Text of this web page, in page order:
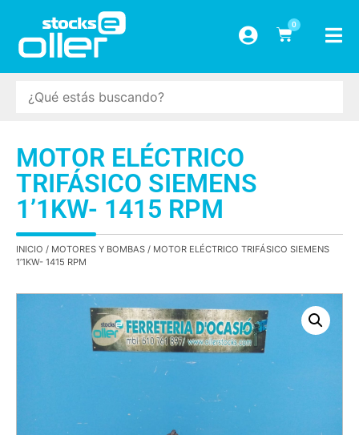
0
MOTOR ELÉCTRICO
TRIFÁSICO SIEMENS
1’1KW- 1415 RPM
INICIO / MOTORES Y BOMBAS / MOTOR ELÉCTRICO TRIFÁSICO SIEMENS
1’1KW- 1415 RPM